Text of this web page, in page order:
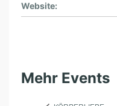
Website:
Mehr Events